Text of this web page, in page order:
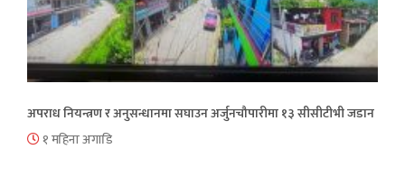
अपराध नियन्त्रण र अनुसन्धानमा सघाउन अर्जुनचौपारीमा १३ सीसीटीभी जडान
१ महिना अगाडि